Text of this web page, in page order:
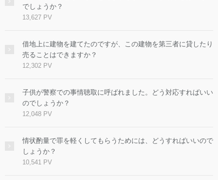
でしょうか？
13,627 PV
借地上に建物を建てたのですが、この建物を第三者に貸したり
売ることはできますか？
12,302 PV
子供が警察での事情聴取に呼ばれました。どう対応すればいい
のでしょうか？
12,048 PV
情状酌量で罪を軽くしてもらうためには、どうすればいいので
しょうか？
10,541 PV